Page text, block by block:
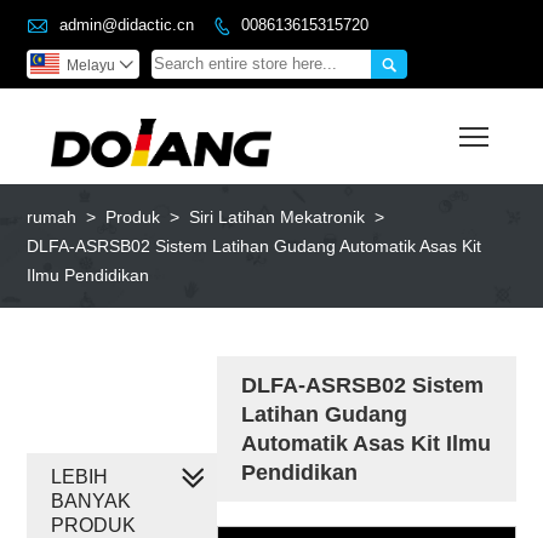
 admin@didactic.cn  008613615315720

Melayu 
rumah > Produk > Siri Latihan Mekatronik >
DLFA-ASRSB02 Sistem Latihan Gudang Automatik Asas Kit
Ilmu Pendidikan
DLFA-ASRSB02 Sistem
Latihan Gudang
Automatik Asas Kit Ilmu
Pendidikan
LEBIH
BANYAK
PRODUK